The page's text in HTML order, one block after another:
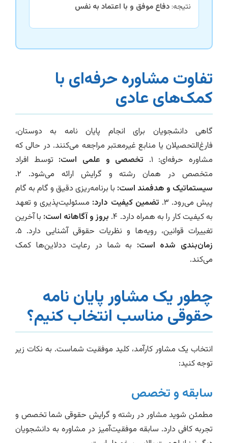
نتیجه: دفاع موفق و با اعتماد به نفس
تفاوت مشاوره حرفه‌ای با
کمک‌های عادی
گاهی دانشجویان برای انجام پایان نامه به دوستان،
فارغ‌التحصیلان یا منابع غیرمعتبر مراجعه می‌کنند. در حالی که
مشاوره حرفه‌ای: ۱.
تخصصی و علمی است: توسط افراد
متخصص در همان رشته و گرایش ارائه می‌شود. ۲.
سیستماتیک و هدفمند است: با برنامه‌ریزی دقیق و گام به گام
پیش می‌رود. ۳.
تضمین کیفیت دارد: مسئولیت‌پذیری و تعهد
به کیفیت کار را به همراه دارد. ۴.
بروز و آگاهانه است: با آخرین
تغییرات قوانین، رویه‌ها و نظریات حقوقی آشنایی دارد. ۵.
زمان‌بندی شده است: به شما در رعایت ددلاین‌ها کمک
می‌کند.
چطور یک مشاور پایان نامه
حقوقی مناسب انتخاب کنیم؟
انتخاب یک مشاور کارآمد، کلید موفقیت شماست. به نکات زیر
توجه کنید:
سابقه و تخصص
مطمئن شوید مشاور در رشته و گرایش حقوقی شما تخصص و
تجربه کافی دارد. سابقه موفقیت‌آمیز در مشاوره به دانشجویان